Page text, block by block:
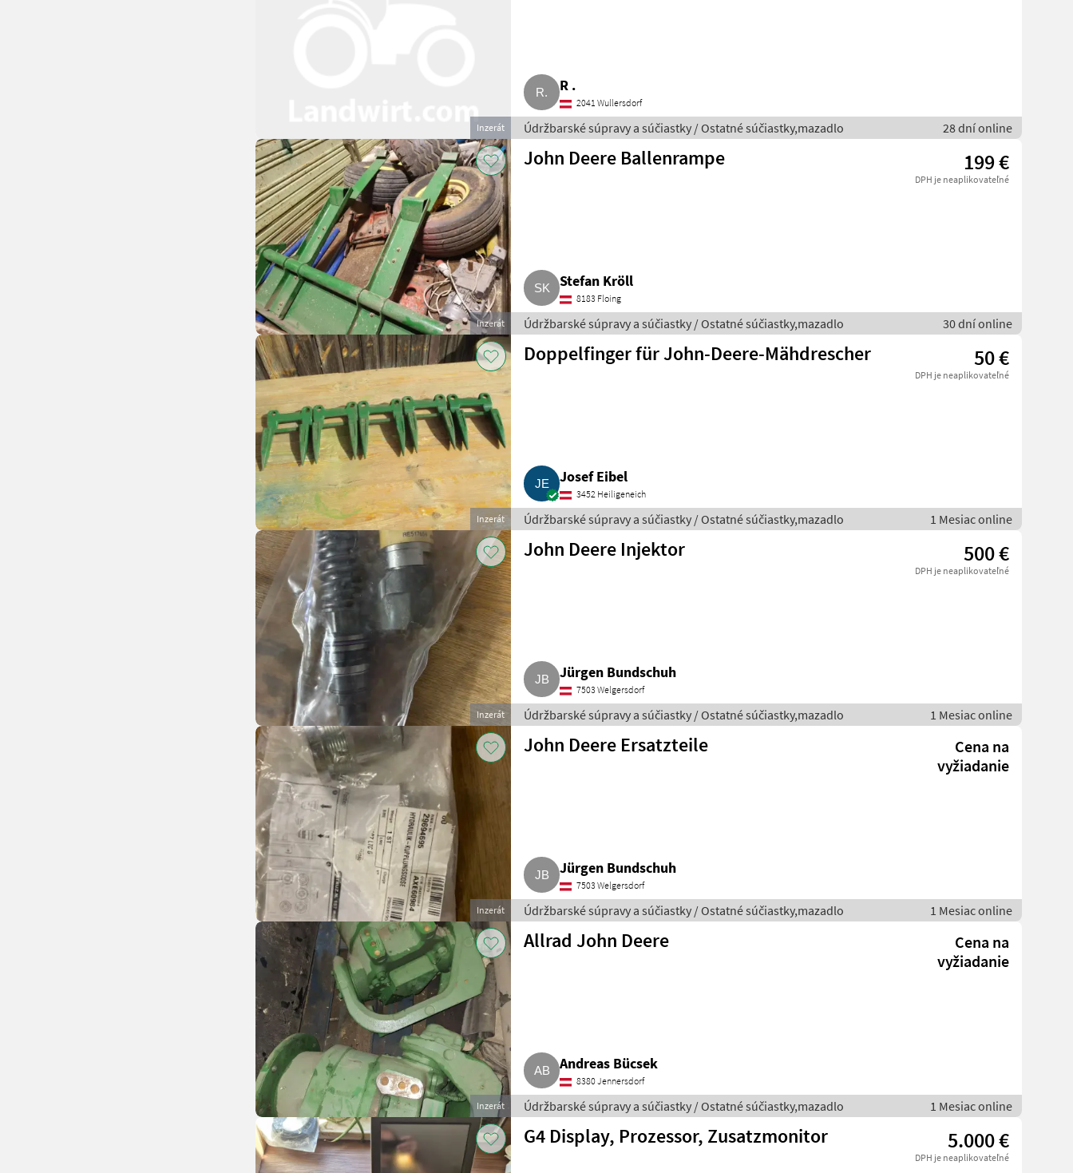
Inzerát
R .
2041 Wullersdorf
Údržbarské súpravy a súčiastky / Ostatné súčiastky,mazadlo 28 dní online
Inzerát
John Deere Ballenrampe 199 €
DPH je neaplikovateľné
Stefan Kröll
8183 Floing
Údržbarské súpravy a súčiastky / Ostatné súčiastky,mazadlo 30 dní online
Inzerát
Doppelfinger für John-Deere-Mähdrescher 50 €
DPH je neaplikovateľné
Josef Eibel
3452 Heiligeneich
Údržbarské súpravy a súčiastky / Ostatné súčiastky,mazadlo 1 Mesiac online
Inzerát
John Deere Injektor 500 €
DPH je neaplikovateľné
Jürgen Bundschuh
7503 Welgersdorf
Údržbarské súpravy a súčiastky / Ostatné súčiastky,mazadlo 1 Mesiac online
Inzerát
John Deere Ersatzteile
Cena na
vyžiadanie
Jürgen Bundschuh
7503 Welgersdorf
Údržbarské súpravy a súčiastky / Ostatné súčiastky,mazadlo 1 Mesiac online
Inzerát
Allrad John Deere
Cena na
vyžiadanie
Andreas Bücsek
8380 Jennersdorf
Údržbarské súpravy a súčiastky / Ostatné súčiastky,mazadlo 1 Mesiac online
G4 Display, Prozessor, Zusatzmonitor 5.000 €
DPH je neaplikovateľné